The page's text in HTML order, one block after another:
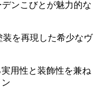
ンこびとが魅力的な
を再現した希少なヴ
用性と装飾性を兼ね